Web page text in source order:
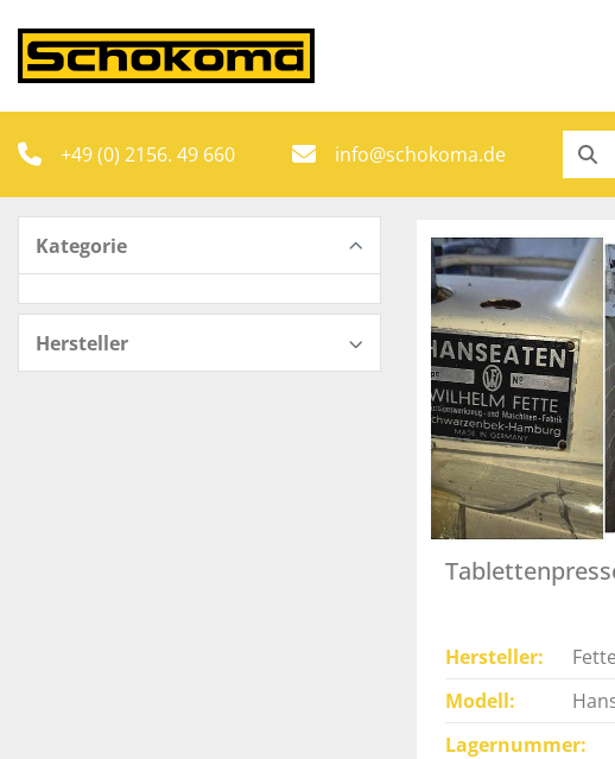
+49 (0) 2156. 49 660 info@schokoma.de
Kategorie
Hersteller
Hersteller
Fette
Modell
Lagernummer